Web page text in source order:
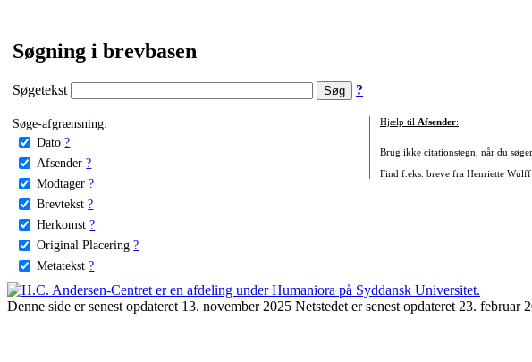
Søgning i brevbasen
Søgetekst ?
Søge-afgrænsning:
Dato ?
Afsender ?
Modtager ?
Brevtekst ?
Herkomst ?
Original Placering ?
Metatekst ?
Hjælp til Afsender:
Brug ikke citationstegn, når du
Find f.eks. breve fra Henriette Wulff
Denne side er senest opdateret 13. november 2025 Netstedet er senest opdateret 23. februar